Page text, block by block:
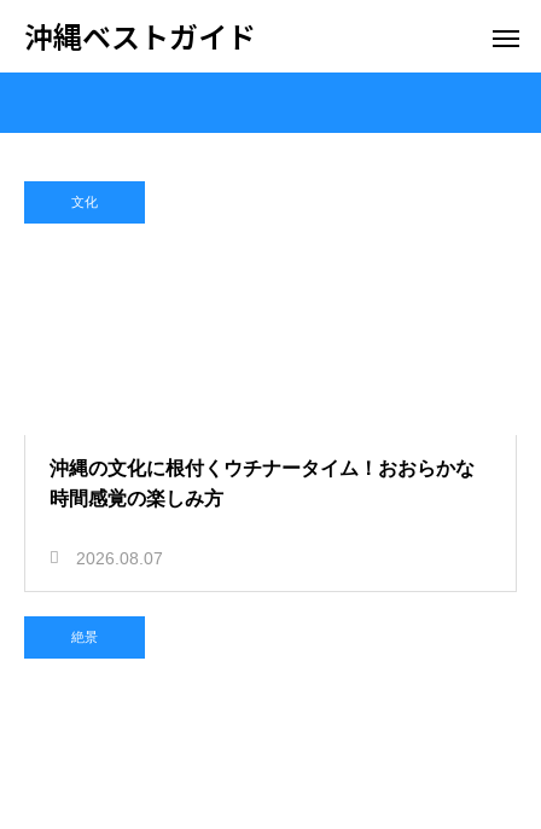
沖縄ベストガイド
文化
沖縄の文化に根付くウチナータイム！おおらかな
時間感覚の楽しみ方
2026.08.07
絶景